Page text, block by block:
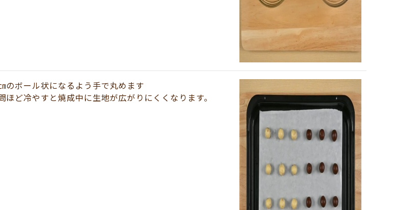
のボール状になるよう手で丸めます
ど冷やすと焼成中に生地が広がりにくくなります。